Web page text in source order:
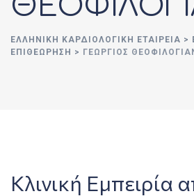
ΕΛΛΗΝΙΚΉ ΚΑΡΔΙΟΛΟΓΙΚΉ ΕΤΑΙΡΕΊΑ >
ΕΠΙΘΕΩΡΗΣΗ > ΓΕΩΡΓΙΟΣ
Κλινική Εμπειρία